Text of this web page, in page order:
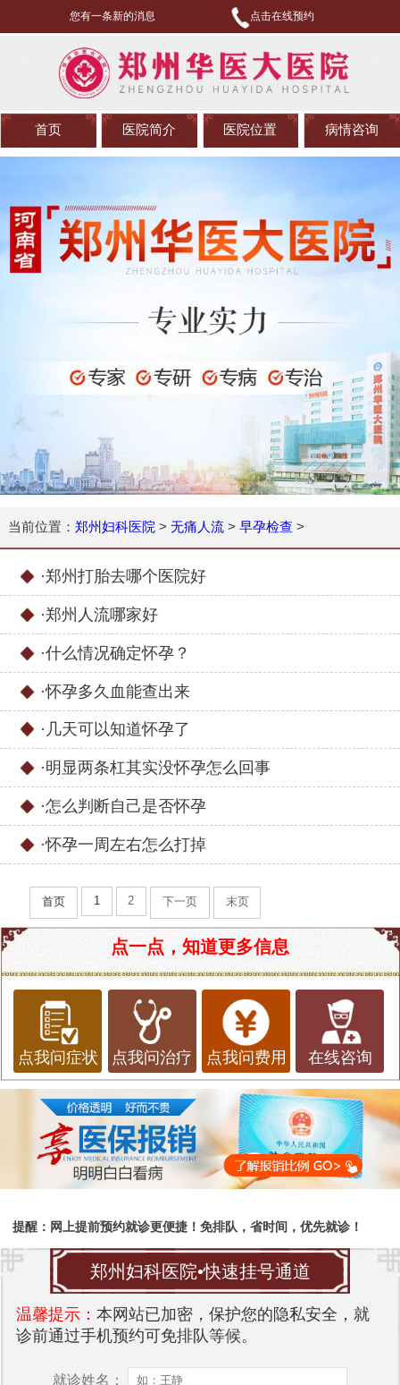
您有一条新的消息 点击在线预约
首页 医院简介 医院位置 病情咨询
当前位置： 郑州妇科医院 > 无痛人流> 早孕检查 >
·郑州打胎去哪个医院好
·郑州人流哪家好
·什么情况确定怀孕？
·怀孕多久血能查出来
· 几天可以知道怀孕了
·明显两条杠其实没怀孕怎么回事
·怎么判断自己是否怀孕
·怀孕一周左右怎么打掉
首页 1 2 下一页 末页
点一点，知道更多信息
点我问症状 点我问治疗 点我问费用 在线咨询
提醒：网上提前预约就诊更便捷！免排队，省时间，优先就诊！
郑州妇科医院•快速挂号通道
温馨提示： 本网站已加密，保护您的隐私安全，就
诊前通过手机预约可免排队等候。
就诊姓名：